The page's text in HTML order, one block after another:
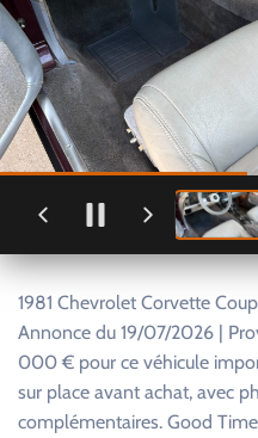
1981 Chevrolet Corvette
Annonce du 19/07/2026 |
000 € pour ce véhicule
sur place avant achat, avec
complémentaires. Good